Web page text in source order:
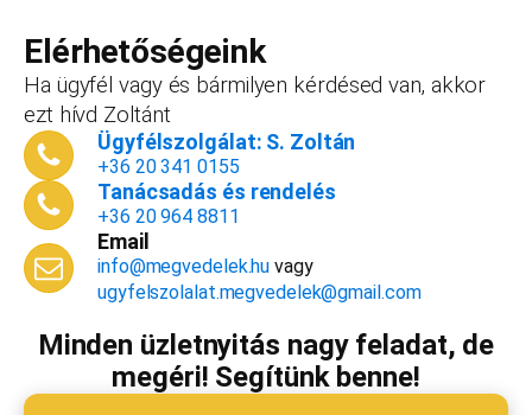
vállalkozást, ezt az összeget le tudjuk vonni a
dokumentációk, engedélyek árából így végül
is, ha nyitsz valamit, a konzultáció díjmentes.
Telefonszám
Email cím*
Megjegyzés*
Elérhetőségeink
Ha ügyfél vagy és bármilyen kérdésed van, akkor
ezt hívd Zoltánt
Ügyfélszolgálat: S. Zoltán
+36 20 341 0155
Tanácsadás és rendelés
+36 20 964 8811
Email
info@megvedelek.hu vagy
ugyfelszolalat.megvedelek@gmail.com
Minden üzletnyitás nagy feladat, de
megéri! Segítünk benne!